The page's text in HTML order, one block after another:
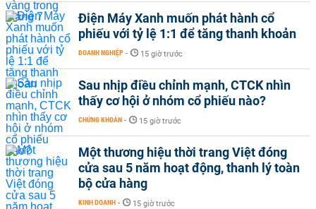
Điện Máy Xanh muốn phát hành cổ
phiếu với tỷ lệ 1:1 để tăng thanh khoản
DOANH NGHIỆP - 15 giờ trước
Sau nhịp điều chỉnh mạnh, CTCK nhìn
thấy cơ hội ở nhóm cổ phiếu nào?
CHỨNG KHOÁN - 15 giờ trước
Một thương hiệu thời trang Việt đóng
cửa sau 5 năm hoạt động, thanh lý toàn
bộ cửa hàng
KINH DOANH - 15 giờ trước